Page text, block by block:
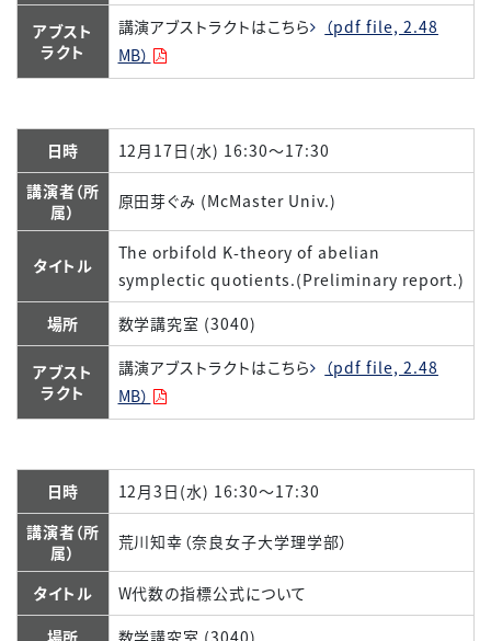
アブスト
ラクト
講演アブストラクトはこちら
（pdf file, 2.48
MB）
日時
12月17日(水) 16:30～17:30
講演者（所
属）
原田芽ぐみ (McMaster Univ.)
タイトル
The orbifold K-theory of abelian
symplectic quotients.(Preliminary report.)
場所
数学講究室 (3040)
アブスト
ラクト
講演アブストラクトはこちら
（pdf file, 2.48
MB）
日時
12月3日(水) 16:30～17:30
講演者（所
属）
荒川知幸（奈良女子大学理学部）
タイトル
W代数の指標公式について
場所
数学講究室 (3040)